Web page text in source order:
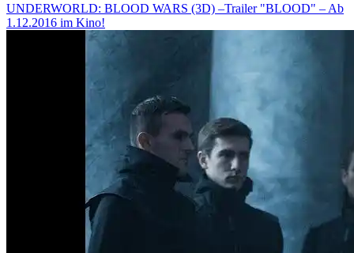
UNDERWORLD: BLOOD WARS (3D) –Trailer "BLOOD" – Ab
1.12.2016 im Kino!